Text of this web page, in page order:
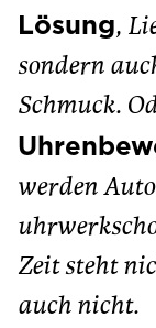
Lösung,
sondern
Schmuck.
werden
Zeit steht
auch nicht.